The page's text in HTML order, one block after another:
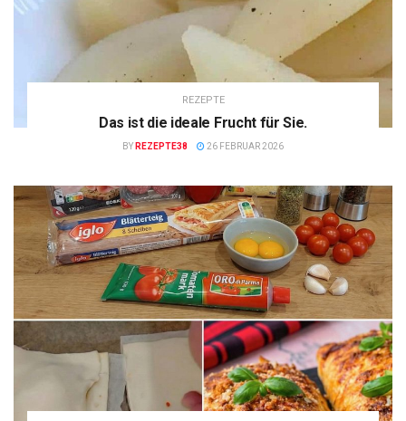
REZEPTE
Das ist die ideale Frucht für Sie.
BY REZEPTE38 26 FEBRUAR 2026